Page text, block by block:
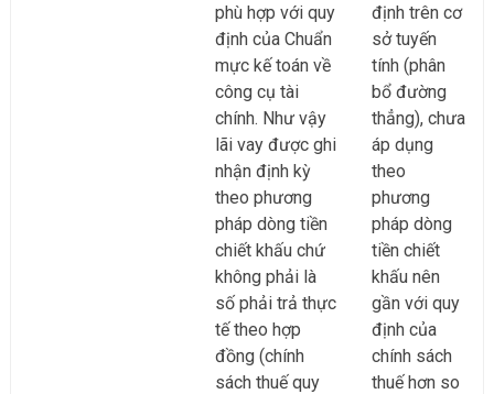
phù hợp với quy
định của Chuẩn
mực kế toán về
công cụ tài
chính. Như vậy
lãi vay được ghi
nhận định kỳ
theo phương
pháp dòng tiền
chiết khấu chứ
không phải là
số phải trả thực
tế theo hợp
đồng (chính
sách thuế quy
định trên cơ
sở tuyến
tính (phân
bổ đường
thẳng), chưa
áp dụng
theo
phương
pháp dòng
tiền chiết
khấu nên
gần với quy
định của
chính sách
thuế hơn so